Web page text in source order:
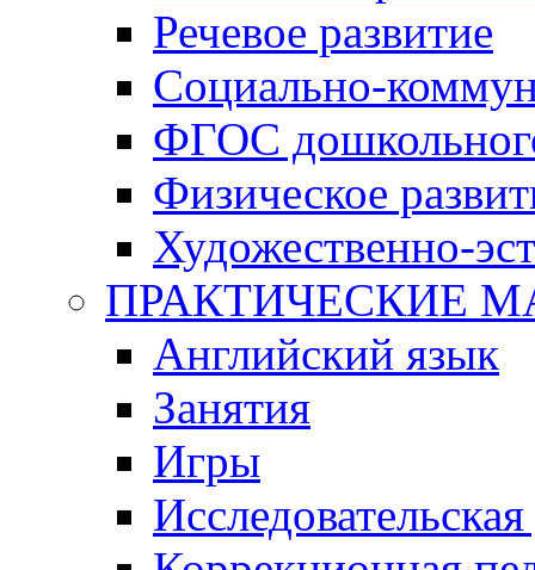
Речевое развитие
Социально-
ФГОС
Физическое
Художественно-
ПРАКТИЧЕСКИЕ
Английский язык
Занятия
Игры